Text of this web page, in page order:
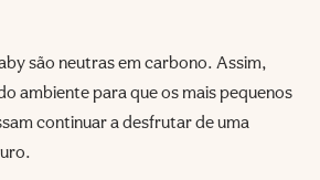
são neutras em carbono. Assim,
ambiente para que os mais pequenos
continuar a desfrutar de uma